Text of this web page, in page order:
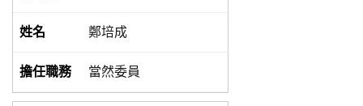
鄭培成
當然委員